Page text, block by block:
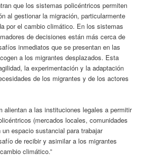
que los sistemas policéntricos permiten
al gestionar la migración, particularmente
por el cambio climático. En los sistemas
de decisiones están más cerca de
inmediatos que se presentan en las
a los migrantes desplazados. Esta
la experimentación y la adaptación
de los migrantes y de los actores
alientan a las instituciones legales a permitir
(mercados locales, comunidades
espacio sustancial para trabajar
de recibir y asimilar a los migrantes
climático.”